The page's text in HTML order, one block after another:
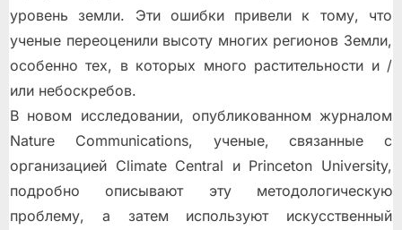
уровень земли. Эти ошибки привели к тому, что
ученые переоценили высоту многих регионов Земли,
особенно тех, в которых много растительности и /
или небоскребов.
В новом исследовании, опубликованном журналом
Nature Communications, ученые, связанные с
организацией Climate Central и Princeton University,
подробно описывают эту методологическую
проблему, а затем используют искусственный